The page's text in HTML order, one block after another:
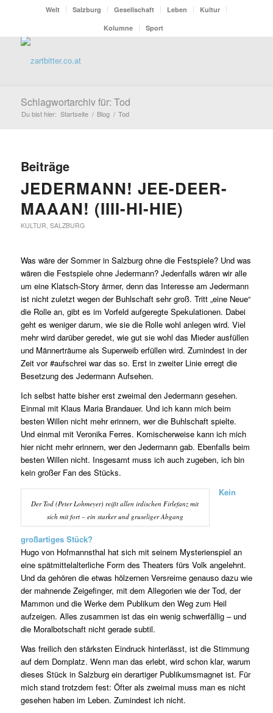
Welt Salzburg Gesellschaft Leben
Kultur
Kolumne
Sport
Schlagwortarchiv für: Tod
Du bist hier: Startseite / Blog / Tod
Beiträge
JEDERMANN! JEE-DEER-
MAAAN! (IIII-HI-HIE)
KULTUR, SALZBURG
Was wäre der Sommer in Salzburg ohne die Festspiele? Und was
wären die Festspiele ohne Jedermann? Jedenfalls wären wir alle
um eine Klatsch-Story ärmer, denn das Interesse am Jedermann
ist nicht zuletzt wegen der Buhlschaft sehr groß. Tritt „eine Neue“
die Rolle an, gibt es im Vorfeld aufgeregte Spekulationen. Dabei
geht es weniger darum, wie sie die Rolle wohl anlegen wird. Viel
mehr wird darüber geredet, wie gut sie wohl das Mieder ausfüllen
und Männerträume als Superweib erfüllen wird. Zumindest in der
Zeit vor #aufschrei war das so. Erst in zweiter Linie erregt die
Besetzung des Jedermann Aufsehen.
Ich selbst hatte bisher erst zweimal den Jedermann gesehen.
Einmal mit Klaus Maria Brandauer. Und ich kann mich beim
besten Willen nicht mehr erinnern, wer die Buhlschaft spielte.
Und einmal mit Veronika Ferres. Komischerweise kann ich mich
hier nicht mehr erinnern, wer den Jedermann gab. Ebenfalls beim
besten Willen nicht. Insgesamt muss ich auch zugeben, ich bin
kein großer Fan des Stücks.
Der Tod (Peter Lohmeyer) reißt allen irdischen Firlefanz mit
sich mit fort – ein starker und gruseliger Abgang
Kein
großartiges Stück?
Hugo von Hofmannsthal hat sich mit seinem Mysterienspiel an
eine spätmittelalterliche Form des Theaters fürs Volk angelehnt.
Und da gehören die etwas hölzernen Versreime genauso dazu wie
der mahnende Zeigefinger, mit dem Allegorien wie der Tod, der
Mammon und die Werke dem Publikum den Weg zum Heil
aufzeigen. Alles zusammen ist das ein wenig schwerfällig – und
die Moralbotschaft nicht gerade subtil.
Was freilich den stärksten Eindruck hinterlässt, ist die Stimmung
auf dem Domplatz. Wenn man das erlebt, wird schon klar, warum
dieses Stück in Salzburg ein derartiger Publikumsmagnet ist. Für
mich stand trotzdem fest: Öfter als zweimal muss man es nicht
gesehen haben im Leben. Zumindest ich nicht.